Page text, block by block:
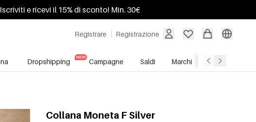
Iscriviti e ricevi il 15% di sconto! Min. 30€
Registrare Registrazione
Dropshipping Campagne Saldi Marchi Servizio
Collana Moneta F Silver